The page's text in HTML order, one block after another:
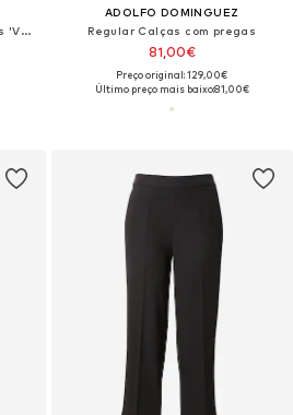
Perna larga Calças com pregas 'VMStar'
ADOLFO DOMINGUEZ
Regular Calças com pregas
81,00€
Preço original: 129,00€
Último preço mais baixo:81,00€